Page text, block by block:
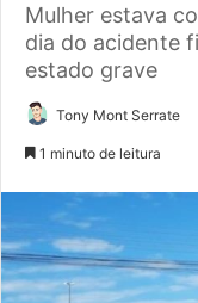
Mulher estava
dia do acidente
estado grave
Tony Mont Serrate
1 minuto de leitura